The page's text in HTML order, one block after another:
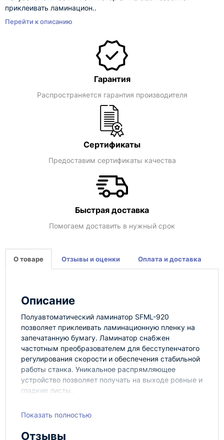
приклеивать ламинацион..
Перейти к описанию
Гарантия
Распространяется гарантия производителя
Сертификаты
Предоставим сертификаты качества
Быстрая доставка
Помогаем доставить в нужный срок
О товаре Отзывы и оценки Оплата и доставка
Описание
Полуавтоматический ламинатор SFML-920
позволяет приклеивать ламинационную пленку на
запечатанную бумагу. Ламинатор снабжен
частотным преобразователем для бесступенчатого
регулирования скорости и обеспечения стабильной
работы станка. Уникальное распрямляющее
устройство позволяет получать на выходе ровные и
гладкие листы.
ламинировании книг, журналов, картин, настенных
т.д. После ламинации печатная продукция отлично
Показать полностью
Отзывы